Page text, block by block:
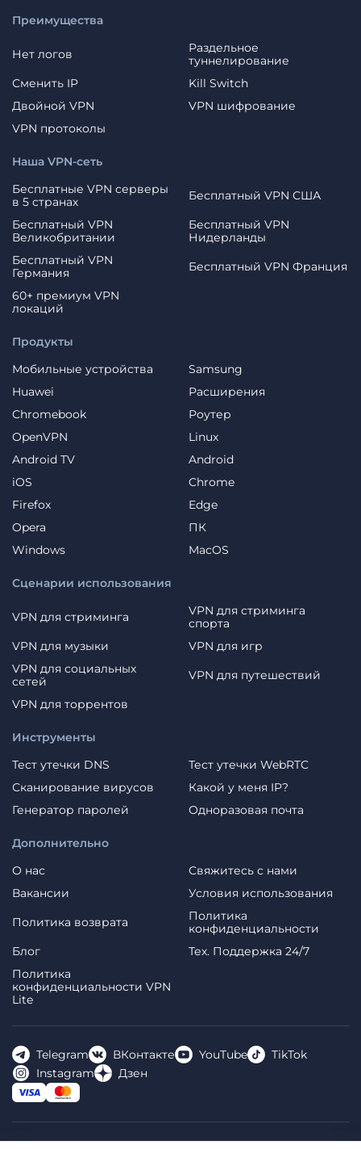
Преимущества
Нет логов
Раздельное
туннелирование
Сменить IP
Kill Switch
Двойной VPN
VPN шифрование
VPN протоколы
Продукты
Мобильные устройства
Samsung
Huawei
Расширения
Chromebook
Роутер
OpenVPN
Linux
Android TV
Android
iOS
Chrome
Firefox
Edge
Opera
ПК
Windows
MacOS
Сценарии использования
VPN для стриминга
VPN для стриминга
спорта
VPN для музыки
VPN для игр
VPN для социальных
сетей
VPN для путешествий
VPN для торрентов
Дополнительно
О нас
Свяжитесь с нами
Вакансии
Условия использования
Политика возврата
Политика
конфиденциальности
Блог
Тех. Поддержка 24/7
Политика
конфиденциальности VPN
Lite
Наша VPN-сеть
Бесплатные VPN серверы
в 5 странах
Бесплатный VPN США
Бесплатный VPN
Великобритании
Бесплатный VPN
Нидерланды
Бесплатный VPN
Германия
Бесплатный VPN Франция
60+ премиум VPN
локаций
Инструменты
Тест утечки DNS
Тест утечки WebRTC
Сканирование вирусов
Какой у меня IP?
Генератор паролей
Одноразовая почта
Telegram ВКонтакте YouTube
TikTok
Instagram
Дзен